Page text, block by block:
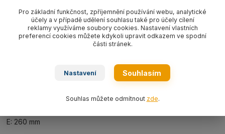
a pracovním rozsahem 80-320 mm. Hmotnost 11 kg.
Rozměry:
B min-max: 235-490 mm
E: 260 mm
Pro základní funkčnost, zpříjemnění používání webu, analytické
účely a v případě udělení souhlasu také pro účely cílení
reklamy využíváme soubory cookies. Nastavení vlastních
preferencí cookies můžete kdykoli upravit odkazem ve spodní
části stránek.
Nastavení Souhlasím
Souhlas můžete odmítnout zde.